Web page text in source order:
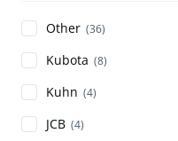
Other (36)
Kubota (8)
Kuhn (4)
JCB (4)